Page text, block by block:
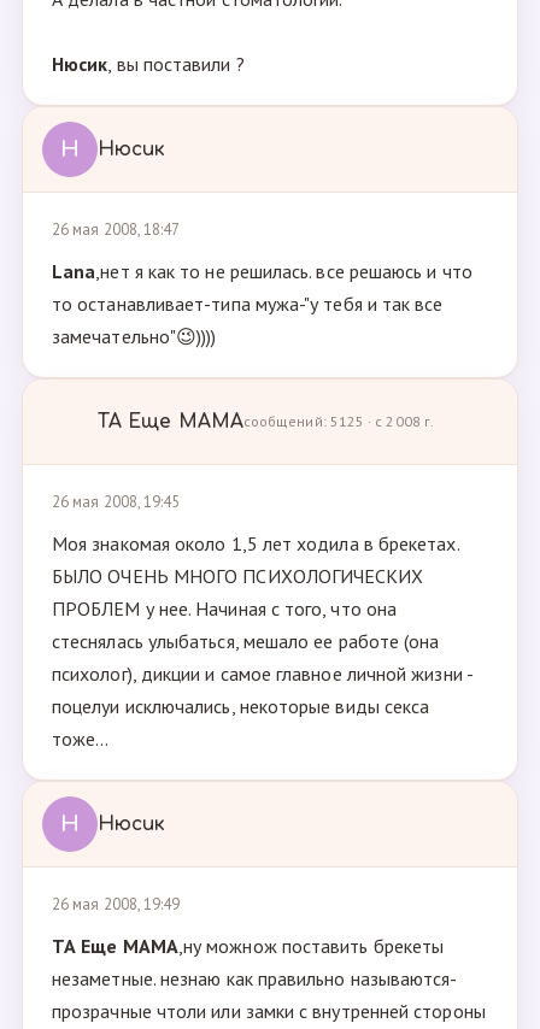
Нюсик, вы поставили ?
Н Нюсик
26 мая 2008, 18:47
Lana,нет я как то не решилась. все решаюсь и что
то останавливает-типа мужа-"у тебя и так все
замечательно"😉))))
ТА Ещe МАМАсообщений: 5125 · с 2008 г.
26 мая 2008, 19:45
Моя знакомая около 1,5 лет ходила в брекетах.
БЫЛО ОЧЕНЬ МНОГО ПСИХОЛОГИЧЕСКИХ
ПРОБЛЕМ у нее. Начиная с того, что она
стеснялась улыбаться, мешало ее работе (она
психолог), дикции и самое главное личной жизни -
поцелуи исключались, некоторые виды секса
тоже...
Н Нюсик
26 мая 2008, 19:49
ТА Ещe МАМА,ну можнож поставить брекеты
незаметные. незнаю как правильно называются-
прозрачные чтоли или замки с внутренней стороны